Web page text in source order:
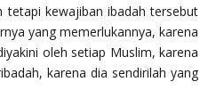
tetapi kewajiban ibadah tersebut
yang memerlukannya, karena
oleh setiap Muslim, karena
karena dia sendirilah yang